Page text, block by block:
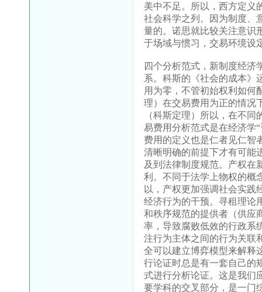
美中不足。所以，西方定义
社会科学之列。因为制度、
量的。诺思就比较关注意识
于场域与惯习，交易环境设
四个分析范式，新制度经济
系。科斯的《社会的成本》
用为零，不管初始权利如何
理）在交易费用为正的情况
（科斯定理）所以，在不
易费用分析范式是在经济学
费用的定义也是仁者见仁智
清晰明确的前提下才有可能
及到法律制度规范。产权在
利。不同于法学上物权的概
以，产权更加强调社会实践
经济行为的干预。寻租理论
和秩序规范的提供者（供应
率，导致腐败低效的行政系
注行为主体之间的行为关联
全可以建立博弈模型来解释
行论证时总是有一套自己的
式进行分析论证。这是我们
要学科的交叉部分，是一门